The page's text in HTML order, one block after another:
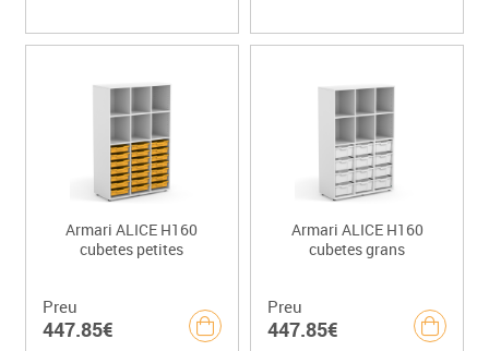
Armari ALICE H160
cubetes petites
Preu
447.85€
Armari ALICE H160
cubetes grans
Preu
447.85€